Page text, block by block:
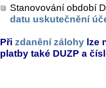
Stanovování období
datu uskutečnění
Při zdanění zálohy lze
platby také DUZP a